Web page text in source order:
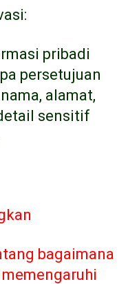
pribadi
persetujuan
alamat,
sensitif
bagaimana